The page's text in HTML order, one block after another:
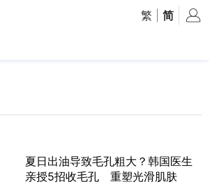
繁 简
夏日出油导致毛孔粗大？韩国医生
亲授5招收毛孔 重塑光滑肌肤